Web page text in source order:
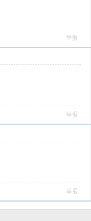
举报
举报
举报